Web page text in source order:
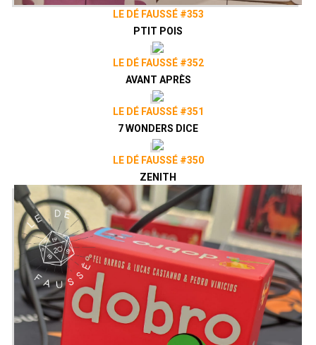
LE DÉ FAUSSÉ #353
PTIT POIS
LE DÉ FAUSSÉ #352
AVANT APRÈS
LE DÉ FAUSSÉ #351
7 WONDERS DICE
LE DÉ FAUSSÉ #350
ZENITH